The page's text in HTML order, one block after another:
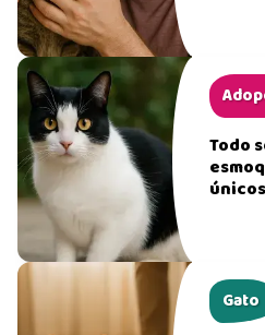
Todo
Gato